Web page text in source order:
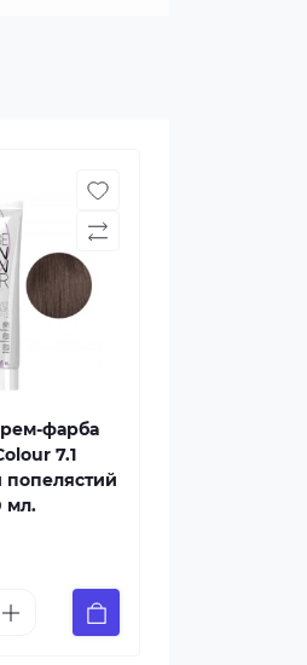
фарба
7.1
попелястий
мл.